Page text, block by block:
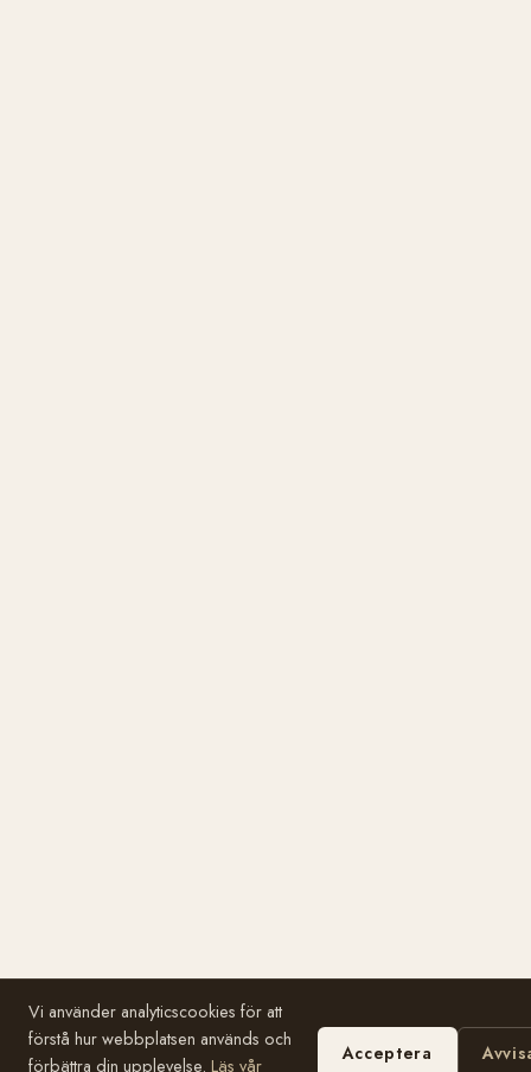
Vi använder analyticscookies för att
förstå hur webbplatsen används och
förbättra din upplevelse. Läs vår
Acceptera